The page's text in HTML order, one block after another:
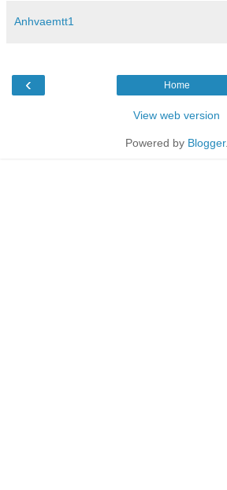
Anhvaemtt1
‹ Home
View web version
Powered by Blogger.